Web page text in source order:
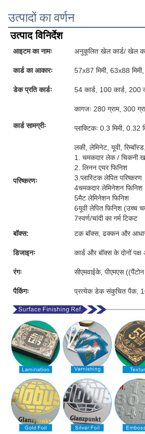
उत्पादों का वर्णन
उत्पाद विनिर्देश
आइटम का नामः अनुकूलित खेल कार्ड/ खेल
कार्ड का आकारः 57x87 मिमी, 63x88
डेक प्रति कार्डः 54 कार्ड, 100 कार्ड, 200
कार्ड सामग्रीः
कागजः 280 ग्राम, 300
प्लाक्टिकः 0.3 मिमी, 0.32
परिष्करणः
लकी, लेमिनेट, यूवी,
1. चमकदार लेक / चिकनी
2. लिनन एयर फिनिश
3.प्लास्टिक लेपित परिष्करण
4चमकदार लेमिनेशन फिनिश
5मैट लेमिनेशन फिनिश
6यूवी लेपित फिनिश (उच्च
7स्वर्ण/चांदी का गर्म टिकट
बॉक्स:
टक बॉक्स, ढक्कन और आधार
डिजाइनः कार्ड और बॉक्स के दोनों
रंगः सीएमवाईके, पीएमएस ((पैंटोन
पैकिंगः प्रत्येक डेक संकुचित पैक,